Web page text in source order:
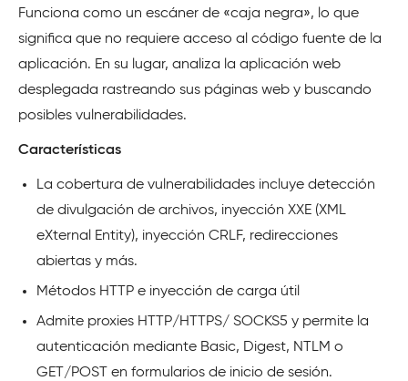
Funciona como un escáner de «caja negra», lo que
significa que no requiere acceso al código fuente de la
aplicación. En su lugar, analiza la aplicación web
desplegada rastreando sus páginas web y buscando
posibles vulnerabilidades.
Características
La cobertura de vulnerabilidades incluye detección
de divulgación de archivos, inyección XXE (XML
eXternal Entity), inyección CRLF, redirecciones
abiertas y más.
Métodos HTTP e inyección de carga útil
Admite proxies HTTP/HTTPS/ SOCKS5 y permite la
autenticación mediante Basic, Digest, NTLM o
GET/POST en formularios de inicio de sesión.